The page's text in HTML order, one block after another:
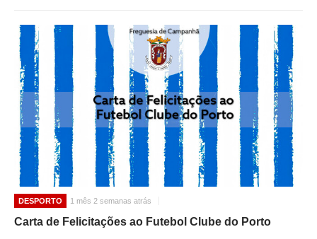
DESPORTO 1 mês 2 semanas atrás
Carta de Felicitações ao Futebol Clube do Porto